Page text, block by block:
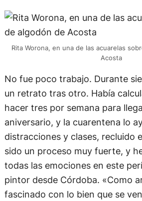
Rita Worona, en una de las acuarelas
Acosta
No fue poco trabajo. Durante
un retrato tras otro. Había
hacer tres por semana para
aniversario, y la cuarentena lo
distracciones y clases, recluido
sido un proceso muy fuerte, y
todas las emociones en este
pintor desde Córdoba. «Como
fascinado con lo bien que se